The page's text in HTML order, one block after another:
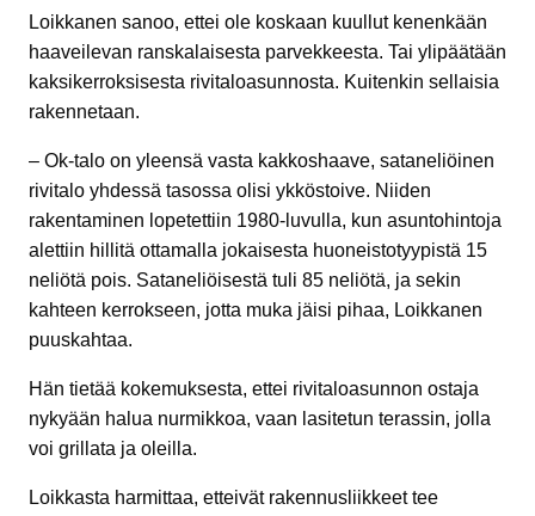
Loikkanen sanoo, ettei ole koskaan kuullut kenenkään
haaveilevan ranskalaisesta parvekkeesta. Tai ylipäätään
kaksikerroksisesta rivitaloasunnosta. Kuitenkin sellaisia
rakennetaan.
– Ok-talo on yleensä vasta kakkoshaave, sataneliöinen
rivitalo yhdessä tasossa olisi ykköstoive. Niiden
rakentaminen lopetettiin 1980-luvulla, kun asuntohintoja
alettiin hillitä ottamalla jokaisesta huoneistotyypistä 15
neliötä pois. Sataneliöisestä tuli 85 neliötä, ja sekin
kahteen kerrokseen, jotta muka jäisi pihaa, Loikkanen
puuskahtaa.
Hän tietää kokemuksesta, ettei rivitaloasunnon ostaja
nykyään halua nurmikkoa, vaan lasitetun terassin, jolla
voi grillata ja oleilla.
Loikkasta harmittaa, etteivät rakennusliikkeet tee